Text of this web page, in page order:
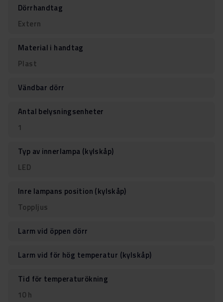
Dörrhandtag
Extern
Material i handtag
Plast
Vändbar dörr
Antal belysningsenheter
1
Typ av innerlampa (kylskåp)
LED
Inre lampans position (kylskåp)
Toppljus
Larm vid öppen dörr
Larm vid för hög temperatur (kylskåp)
Tid för temperaturökning
10 h